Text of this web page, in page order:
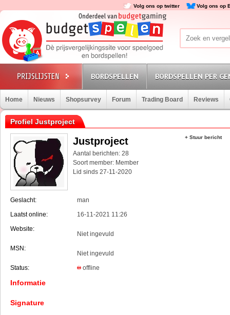
Volg ons op twitter Volg ons op
BORDSPELLEN BORDSPELLEN PER
Home Nieuws Shopsurvey Forum Trading Board Reviews
Profiel Justproject
Justproject
Aantal berichten: 28
Soort member: Member
Lid sinds 27-11-2020
Geslacht:
man
Laatst online:
16-11-2021 11:26
Website:
Niet ingevuld
MSN:
Niet ingevuld
Status:
offline
Informatie
Signature
+ Stuur bericht